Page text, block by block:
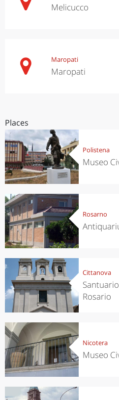
Melicucco
Maropati
Maropati
Places
Polistena
Museo
Rosarno
Cittanova
Rosario
Nicotera
Museo